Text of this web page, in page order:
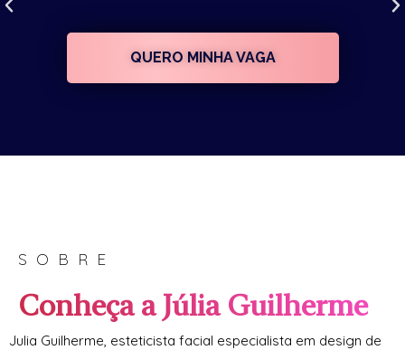
QUERO MINHA VAGA
SOBRE
Conheça a Júlia Guilherme
Julia Guilherme, esteticista facial especialista em design de